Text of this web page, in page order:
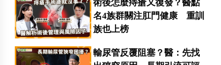
術後怎麼痔瘡又復發？醫點
名4族群關注肛門健康 重訓
族也上榜
輸尿管反覆阻塞？醫：先找